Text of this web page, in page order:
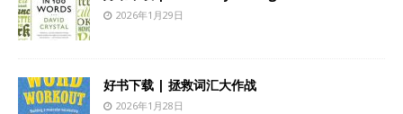
2026年1月29日
好书下载 | 拯救词汇大作战
2026年1月28日